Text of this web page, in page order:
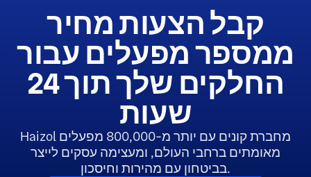
קבל הצעות מחיר
ממספר מפעלים עבור
החלקים שלך תוך 24
שעות
Haizol מחברת קונים עם יותר מ-800,000 מפעלים
מאומתים ברחבי העולם, ומעצימה עסקים לייצר
בביטחון עם מהירות וחיסכון.